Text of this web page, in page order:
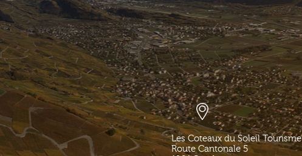
Les Coteaux du Soleil Tourisme
Route Cantonale 5